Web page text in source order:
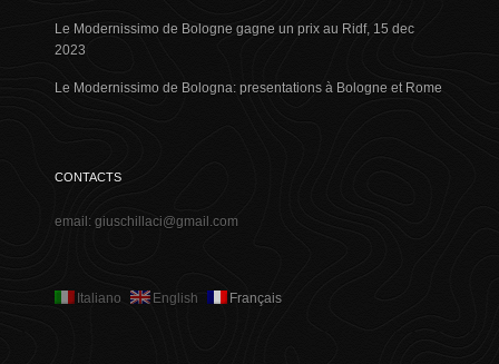
Le Modernissimo de Bologne gagne un prix au Ridf, 15 dec
2023
Le Modernissimo de Bologna: presentations à Bologne et Rome
CONTACTS
email: giuschillaci@gmail.com
Italiano English Français